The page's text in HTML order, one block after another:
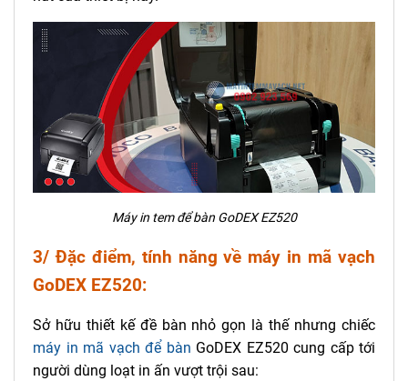
Máy in tem để bàn GoDEX EZ520
3/ Đặc điểm, tính năng về máy in mã vạch
GoDEX EZ520:
Sở hữu thiết kế đề bàn nhỏ gọn là thế nhưng chiếc
máy in mã vạch để bàn GoDEX EZ520 cung cấp tới
người dùng loạt in ấn vượt trội sau: